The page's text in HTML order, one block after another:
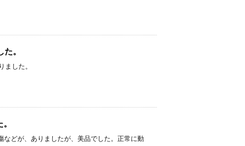
。
した。
どが、ありましたが、美品でした。正常に動